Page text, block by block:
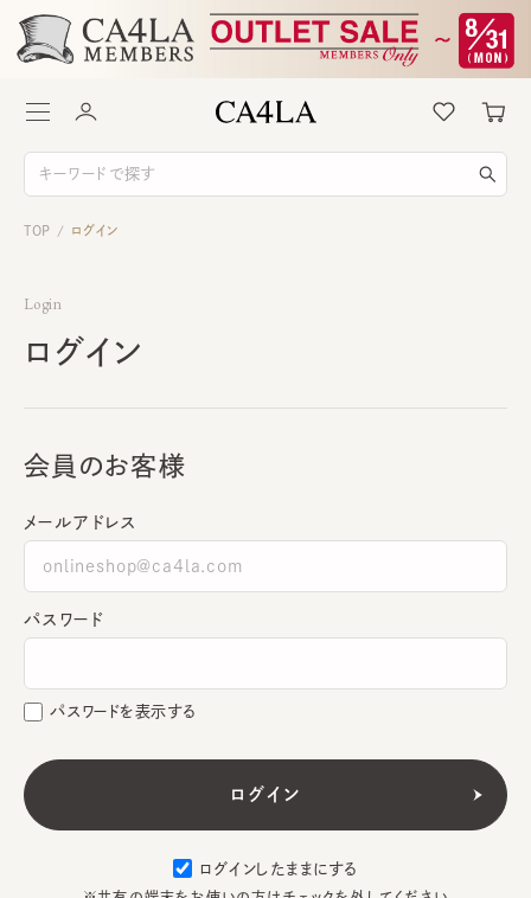
TOP / ログイン
Login
ログイン
会員のお客様
メールアドレス
パスワード
パスワードを表示する
ログインしたままにする